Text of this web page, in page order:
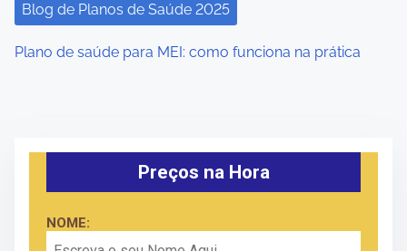
Blog de Planos de Saúde 2025
Plano de saúde para MEI: como funciona na prática